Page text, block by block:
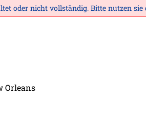
oder nicht vollständig. Bitte nutzen sie
Orleans